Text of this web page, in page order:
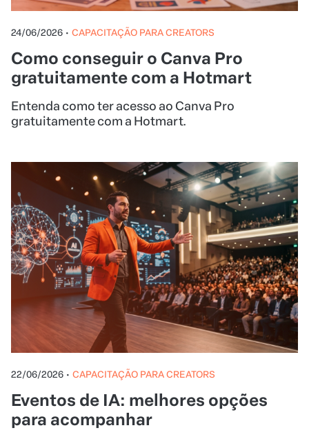
24/06/2026 • CAPACITAÇÃO PARA CREATORS
Como conseguir o Canva Pro
gratuitamente com a Hotmart
Entenda como ter acesso ao Canva Pro
gratuitamente com a Hotmart.
22/06/2026 • CAPACITAÇÃO PARA CREATORS
Eventos de IA: melhores opções
para acompanhar